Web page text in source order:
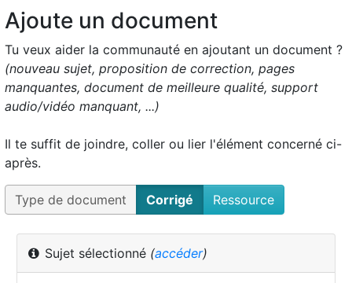
Ajoute un document
Tu veux aider la communauté en ajoutant un document ?
(nouveau sujet, proposition de correction, pages
manquantes, document de meilleure qualité, support
audio/vidéo manquant, ...)
Il te suffit de joindre, coller ou lier l'élément concerné ci-
après.
Type de document Corrigé Ressource
Sujet sélectionné (accéder)